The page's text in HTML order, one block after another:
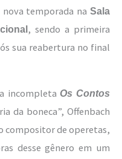
temporada na Sala
, sendo a primeira
sua reabertura no final
incompleta Os Contos
da boneca”, Offenbach
compositor de operetas,
desse gênero em um